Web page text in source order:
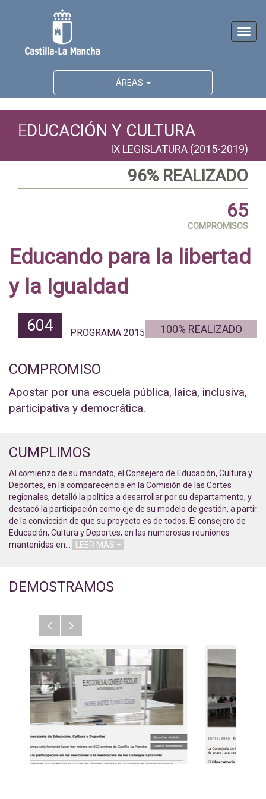
ÁREAS
EDUCACIÓN Y CULTURA
IX LEGISLATURA (2015-2019)
96% REALIZADO
65
COMPROMISOS
Educando para la libertad
y la Igualdad
604 PROGRAMA 2015 100% REALIZADO
COMPROMISO
Apostar por una escuela pública, laica, inclusiva,
participativa y democrática.
CUMPLIMOS
Al comienzo de su mandato, el Consejero de Educación, Cultura y
Deportes, en la comparecencia en la Comisión de las Cortes
regionales, detalló la política a desarrollar por su departamento, y
destacó la participación como eje de su modelo de gestión, a partir
de la convicción de que su proyecto es de todos. El consejero de
Educación, Cultura y Deportes, en las numerosas reuniones
mantenidas en
LEER MÁS +
DEMOSTRAMOS
AnteriorSiguiente